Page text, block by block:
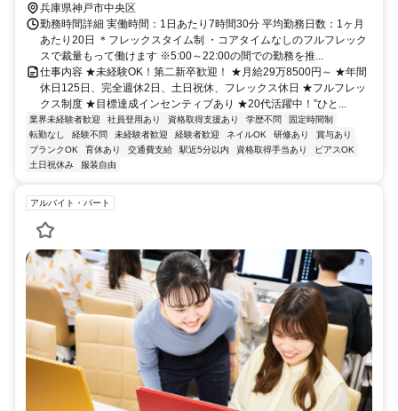
兵庫県神戸市中央区
勤務時間詳細 実働時間：1日あたり7時間30分 平均勤務日数：1ヶ月
あたり20日 ＊フレックスタイム制 ・コアタイムなしのフルフレック
スで裁量もって働けます ※5:00～22:00の間での勤務を推...
仕事内容 ★未経験OK！第二新卒歓迎！ ★月給29万8500円～ ★年間
休日125日、完全週休2日、土日祝休、フレックス休日 ★フルフレッ
クス制度 ★目標達成インセンティブあり ★20代活躍中！”ひと...
業界未経験者歓迎 社員登用あり 資格取得支援あり 学歴不問
固定時間制
転勤なし
経験不問 未経験者歓迎 経験者歓迎 ネイルOK 研修あり
賞与あり
ブランクOK
育休あり 交通費支給 駅近5分以内 資格取得手当あり
ピアスOK
土日祝休み
服装自由
アルバイト・パート